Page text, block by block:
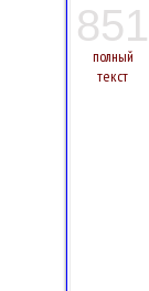
851
полный
текст